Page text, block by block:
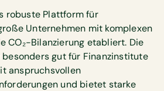
robuste Plattform für
Unternehmen mit komplexen
CO₂-Bilanzierung etabliert. Die
gut für Finanzinstitute
anspruchsvollen
und bietet starke